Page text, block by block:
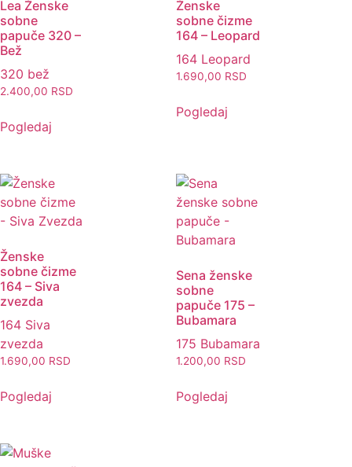
Lea Ženske
sobne
papuče 320 –
Bež
320 bež
2.400,00 RSD
Pogledaj
Ženske
sobne čizme
164 – Leopard
164 Leopard
1.690,00 RSD
Pogledaj
Ženske
sobne čizme
164 – Siva
zvezda
164 Siva
zvezda
1.690,00 RSD
Pogledaj
Sena ženske
sobne
papuče 175 –
Bubamara
175 Bubamara
1.200,00 RSD
Pogledaj